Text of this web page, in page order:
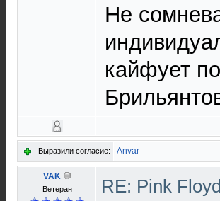
Не
кайфует
Выразили согласие: Anvar
VAK
Ветеран RE: Pink